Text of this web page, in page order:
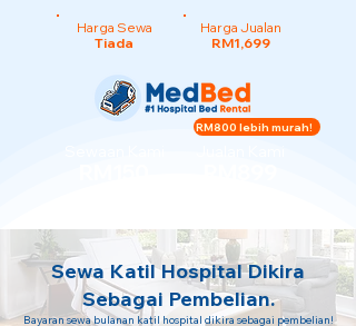
Harga Sewa
Tiada
Harga Jualan
RM1,699
RM800 lebih murah!
Sewa Katil Hospital Dikira
Sebagai Pembelian.
Bayaran sewa bulanan katil hospital dikira sebagai pembelian!